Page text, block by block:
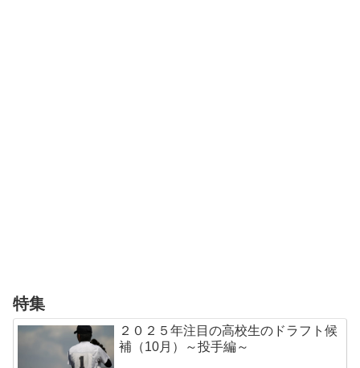
特集
２０２５年注目の高校生のドラフト候
補（10月）～投手編～